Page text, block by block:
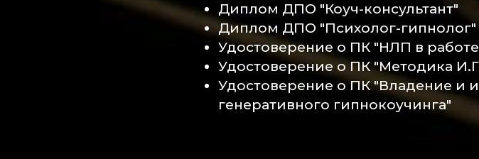
Диплом ДПО "Коуч-консультант"
Диплом ДПО "Психолог-гипнолог"
Удостоверение о ПК "НЛП в
Удостоверение о ПК "Методика
Удостоверение о ПК "Владение и
генеративного гипнокоучинга"